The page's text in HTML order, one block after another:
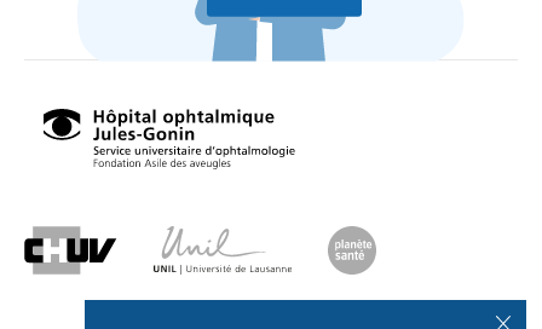
Gonin,
Sevice
universitaire